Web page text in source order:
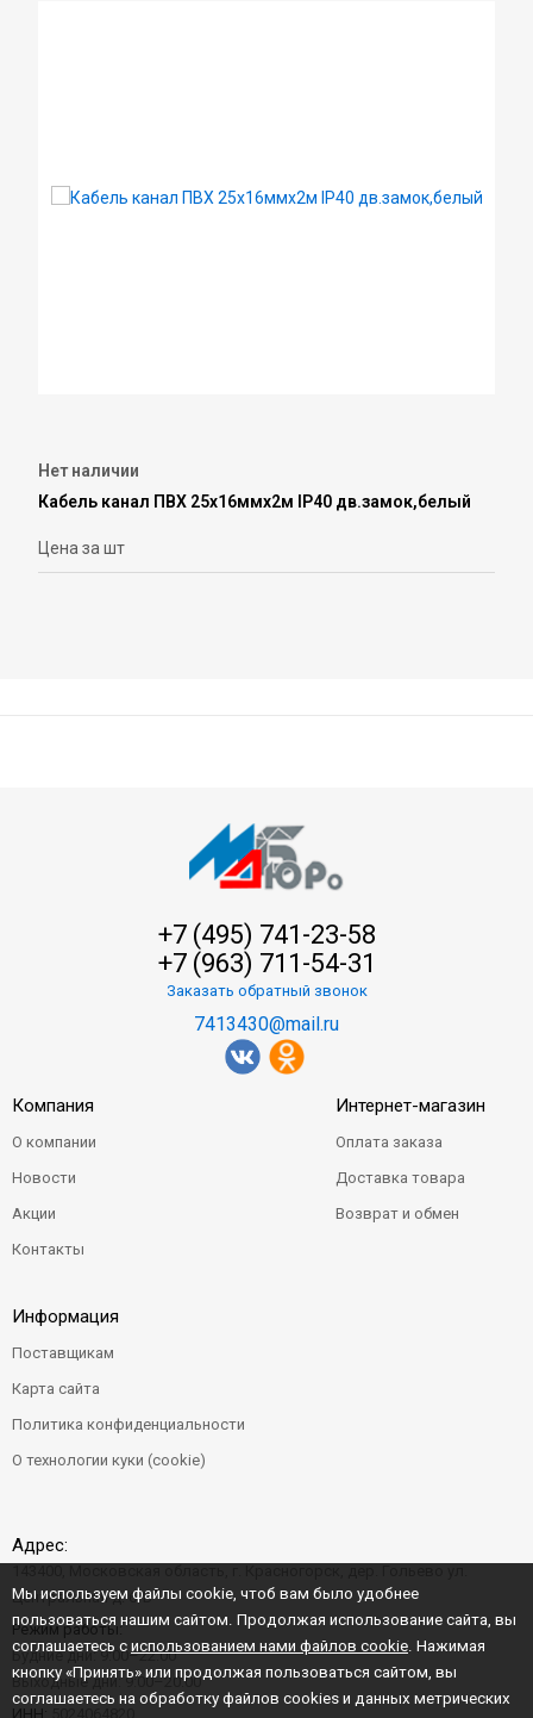
Нет наличии
Кабель канал ПВХ 25х16ммх2м IP40 дв.замок,белый
Цена за шт
+7 (495) 741-23-58
+7 (963) 711-54-31
Заказать обратный звонок
7413430@mail.ru
Компания
О компании
Новости
Акции
Контакты
Интернет-магазин
Оплата заказа
Доставка товара
Возврат и обмен
Информация
Поставщикам
Карта сайта
Политика конфиденциальности
О технологии куки (cookie)
Адрес:
Центральная д. 6"Б"
Режим работы:
Будние дни: 9:00–22:00
Выходные дни: 9:00–20:00
ИНН:
Мы используем файлы cookie, чтоб вам было удобнее
пользоваться нашим сайтом. Продолжая использование сайта, вы
соглашаетесь с использованием нами файлов cookie . Нажимая
кнопку «Принять» или продолжая пользоваться сайтом, вы
соглашаетесь на обработку файлов cookies и данных метрических